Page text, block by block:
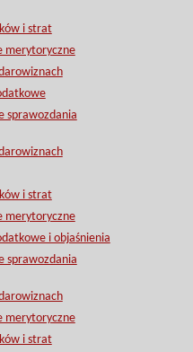
i strat
merytoryczne
sprawozdania
i strat
merytoryczne
i objaśnienia
sprawozdania
merytoryczne
i strat